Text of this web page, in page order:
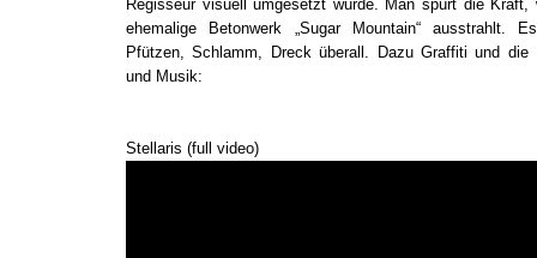
Regisseur visuell umgesetzt wurde. Man spürt die Kraft,
ehemalige Betonwerk „Sugar Mountain“ ausstrahlt.
Pfützen, Schlamm, Dreck überall. Dazu Graffiti und die
und Musik:
Stellaris (full video)